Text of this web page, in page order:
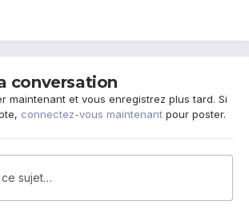
conversation
maintenant et vous enregistrez plus tard. Si
connectez-vous maintenant pour poster.
sujet…